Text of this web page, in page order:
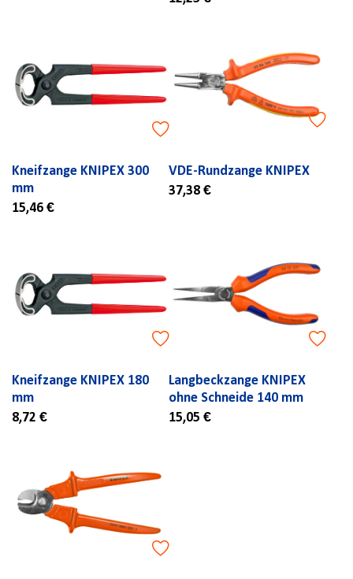
Kneifzange KNIPEX 300
mm
15,46 €
VDE-Rundzange KNIPEX
37,38 €
Kneifzange KNIPEX 180
mm
8,72 €
Langbeckzange KNIPEX
ohne Schneide 140 mm
15,05 €